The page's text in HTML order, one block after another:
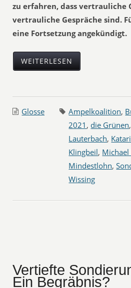
zu erfahren, dass vertrauliche
vertrauliche Gespräche sind.
eine Fortsetzung angekündigt.
WEITERLESEN
Glosse Ampelkoalition,
2021 , die Grünen,
Lauterbach,
Klingbeil,
Mindestlohn,
Wissing
Vertiefte
Ein Begräbnis?